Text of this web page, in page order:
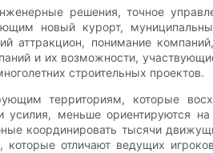
решения, точное
новый курорт,
аттракцион, понимание
и их возможности,
строительных проектов.
территориям, которые
меньше ориентируются
координировать тысячи
отличают ведущих